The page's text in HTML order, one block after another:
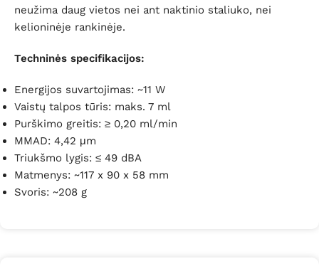
neužima daug vietos nei ant naktinio staliuko, nei
kelioninėje rankinėje.
Techninės specifikacijos:
Energijos suvartojimas: ~11 W
Vaistų talpos tūris: maks. 7 ml
Purškimo greitis: ≥ 0,20 ml/min
MMAD: 4,42 μm
Triukšmo lygis: ≤ 49 dBA
Matmenys: ~117 x 90 x 58 mm
Svoris: ~208 g